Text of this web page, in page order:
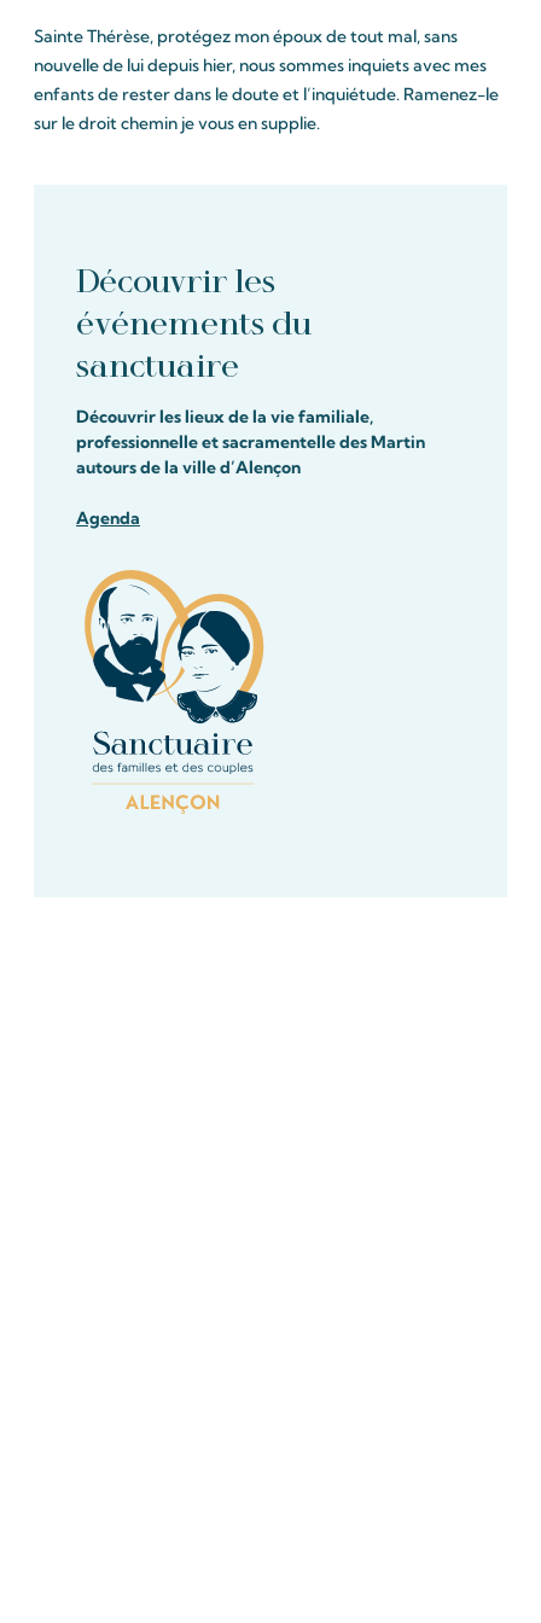
Sainte Thérèse, protégez mon époux de tout mal, sans
nouvelle de lui depuis hier, nous sommes inquiets avec mes
enfants de rester dans le doute et l’inquiétude. Ramenez-le
sur le droit chemin je vous en supplie.
Découvrir les
événements du
sanctuaire
Découvrir les lieux de la vie familiale,
professionnelle et sacramentelle des Martin
autours de la ville d’Alençon
Agenda